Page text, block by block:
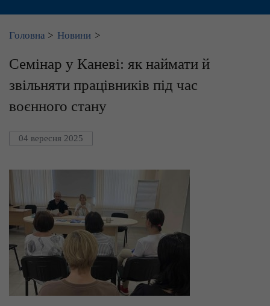
Головна > Новини >
Семінар у Каневі: як наймати й
звільняти працівників під час
воєнного стану
04 вересня 2025